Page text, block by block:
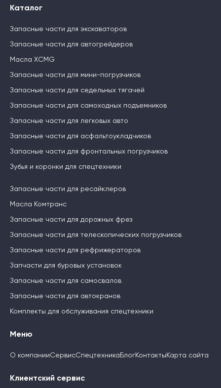
Каталог
Запасные части для экскаваторов
Запасные части для автогрейдеров
Масла XCMG
Запасные части для мини-погрузчиков
Запасные части для седельных тягачей
Запасные части для самоходных подъемников
Запасные части для легковых авто
Запасные части для асфальтоукладчиков
Запасные части для фронтальных погрузчиков
Зубья и коронки для спецтехники
Запасные части для ресайклеров
Масла Комтранс
Запасные части для дорожных фрез
Запасные части для телескопических погрузчиков
Запасные части для рефрижераторов
Запчасти для буровых установок
Запасные части для самосвалов
Запасные части для автокранов
Комплекты для обслуживания спецтехники
Меню
О компанииСервисСпецтехника БлогКонтакты Карта сайта
Клиентский сервис